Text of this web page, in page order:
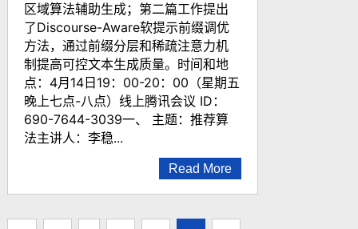
区域算法辅助生成；第二篇工作提出
了Discourse-Aware软提示前缀调优
方法，通过前缀分层和稀疏注意力机
制提高可控文本生成质量。时间和地
点：4月14日19：00-20：00（星期五
晚上七点-八点）线上腾讯会议 ID：
690-7644-3039一、 主题：推荐算
法主讲人：李稳...
Read More